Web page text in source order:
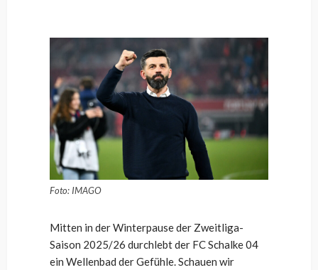
Foto: IMAGO
Mitten in der Winterpause der Zweitliga-
Saison 2025/26 durchlebt der FC Schalke 04
ein Wellenbad der Gefühle. Schauen wir